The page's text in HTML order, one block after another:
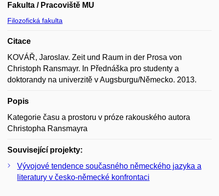
Fakulta / Pracoviště MU
Filozofická fakulta
Citace
KOVÁŘ, Jaroslav. Zeit und Raum in der Prosa von
Christoph Ransmayr. In Přednáška pro studenty a
doktorandy na univerzitě v Augsburgu/Německo. 2013.
Popis
Kategorie času a prostoru v próze rakouského autora
Christopha Ransmayra
Související projekty:
Vývojové tendence současného německého jazyka a
literatury v česko-německé konfrontaci